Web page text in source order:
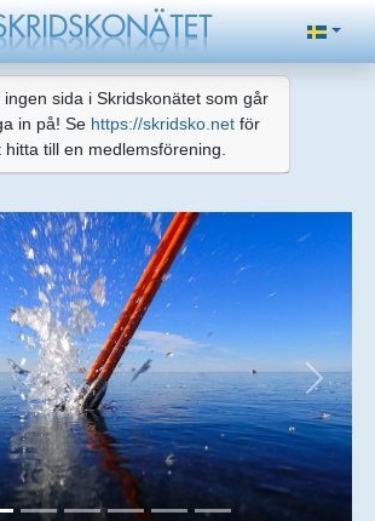
ingen sida i Skridskonätet som går
in på! Se https://skridsko.net för
hitta till en medlemsförening.